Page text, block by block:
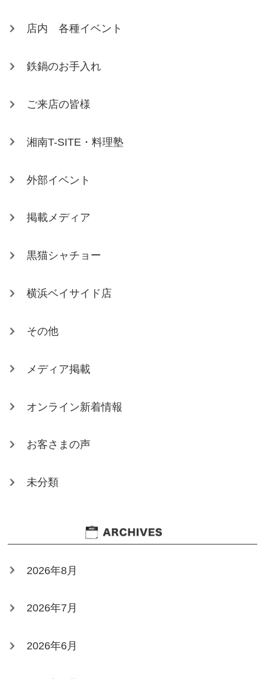
店内 各種イベント
鉄鍋のお手入れ
ご来店の皆様
湘南T-SITE・料理塾
外部イベント
掲載メディア
黒猫シャチョー
横浜ベイサイド店
その他
メディア掲載
オンライン新着情報
お客さまの声
未分類
2026年8月
2026年7月
2026年6月